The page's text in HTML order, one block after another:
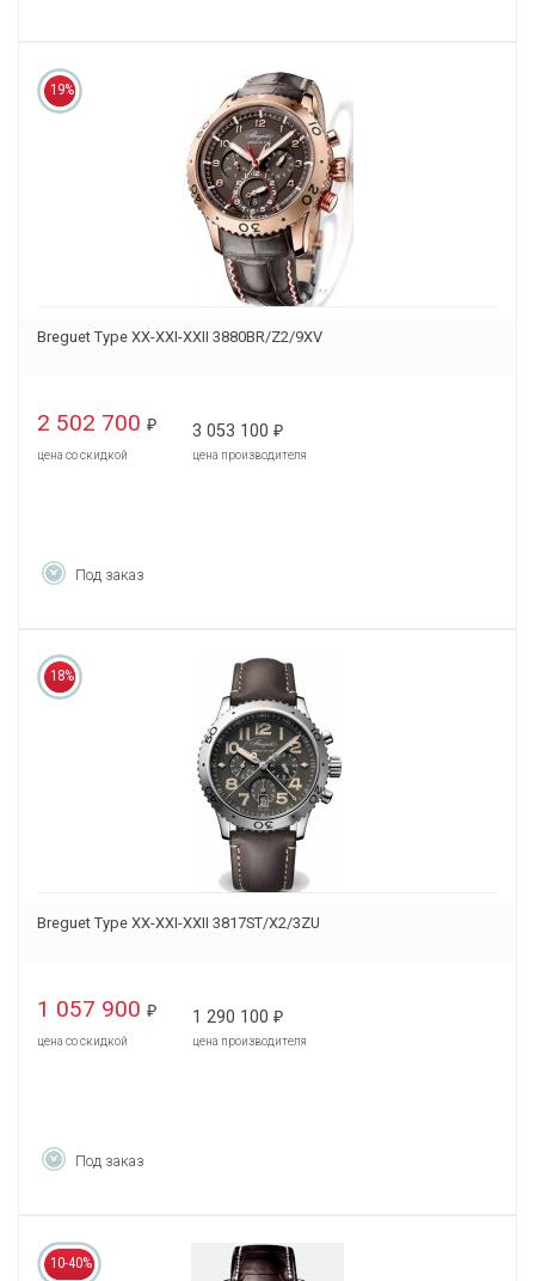
19%
Breguet Type XX-XXI-XXII 3880BR/Z2/9XV
2 502 700 ₽
цена со скидкой
3 053 100 ₽
цена производителя
Под заказ
18%
Breguet Type XX-XXI-XXII 3817ST/X2/3ZU
1 057 900 ₽
цена со скидкой
1 290 100 ₽
цена производителя
Под заказ
10-40%